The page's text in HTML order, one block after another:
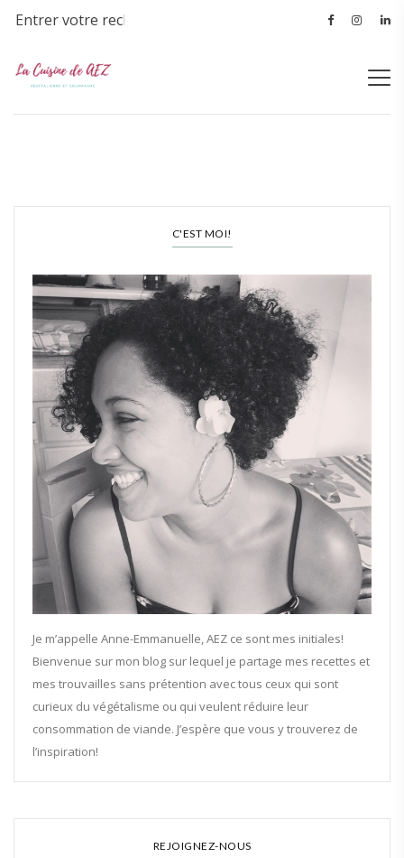
C'EST MOI!
Je m’appelle Anne-Emmanuelle, AEZ ce sont mes initiales!
Bienvenue sur mon blog sur lequel je partage mes recettes et
mes trouvailles sans prétention avec tous ceux qui sont
curieux du végétalisme ou qui veulent réduire leur
consommation de viande. J’espère que vous y trouverez de
l’inspiration!
REJOIGNEZ-NOUS